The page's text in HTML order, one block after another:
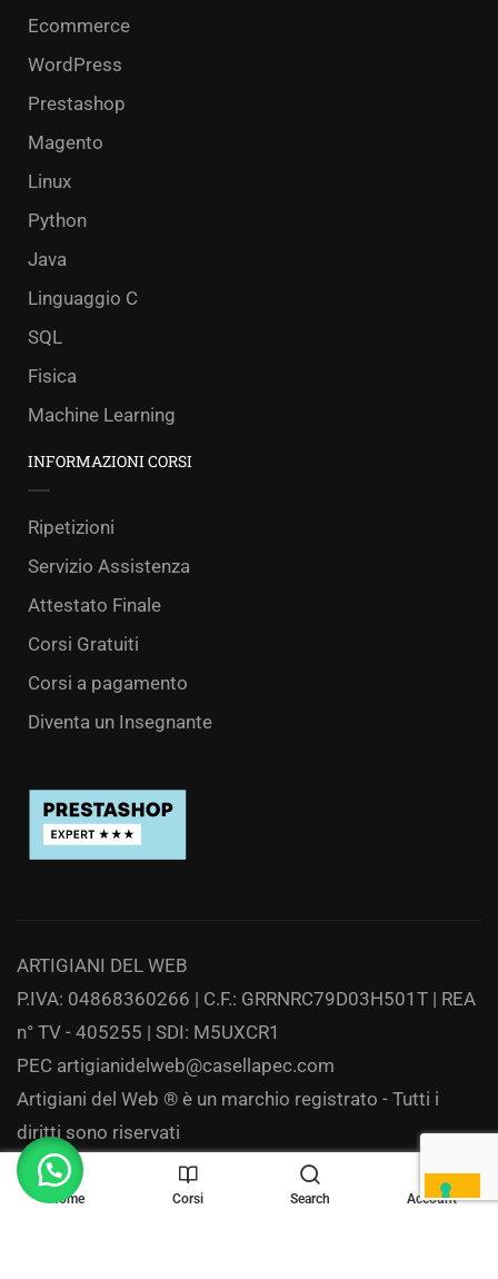
Ecommerce
WordPress
Prestashop
Magento
Linux
Python
Java
Linguaggio C
SQL
Fisica
Machine Learning
INFORMAZIONI CORSI
Ripetizioni
Servizio Assistenza
Attestato Finale
Corsi Gratuiti
Corsi a pagamento
Diventa un Insegnante
ARTIGIANI DEL WEB
P.IVA: 04868360266 | C.F.: GRRNRC79D03H501T | REA
n° TV - 405255 | SDI: M5UXCR1
PEC artigianidelweb@casellapec.com
Artigiani del Web ® è un marchio registrato - Tutti i
diritti sono riservati
Privacy
Home Corsi Search Account